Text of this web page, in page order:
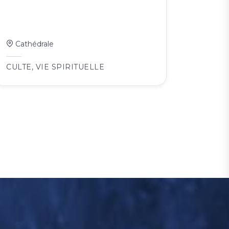
Cathédrale
CULTE, VIE SPIRITUELLE